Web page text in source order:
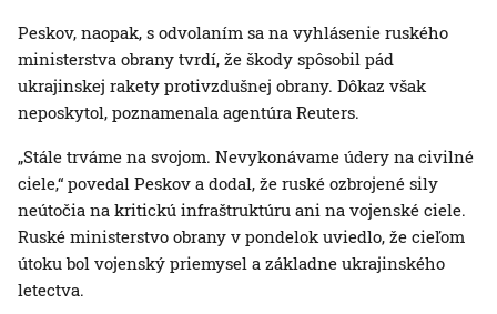
Peskov, naopak, s odvolaním sa na vyhlásenie ruského
ministerstva obrany tvrdí, že škody spôsobil pád
ukrajinskej rakety protivzdušnej obrany. Dôkaz však
neposkytol, poznamenala agentúra Reuters.
„Stále trváme na svojom. Nevykonávame údery na civilné
ciele,“ povedal Peskov a dodal, že ruské ozbrojené sily
neútočia na kritickú infraštruktúru ani na vojenské ciele.
Ruské ministerstvo obrany v pondelok uviedlo, že cieľom
útoku bol vojenský priemysel a základne ukrajinského
letectva.